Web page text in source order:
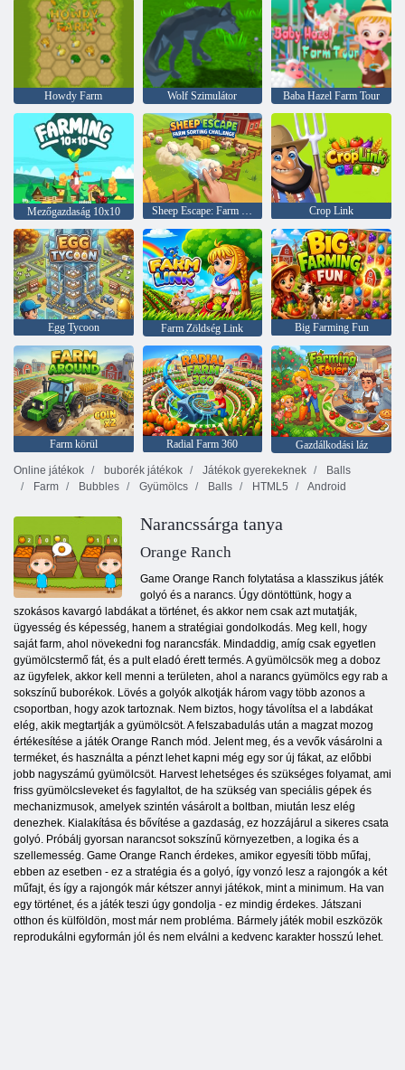
Howdy Farm Wolf Szimulátor Baba Hazel Farm Tour
Mezőgazdaság 10x10 Sheep Escape: Farm Rendező kihívás Crop Link
Egg Tycoon Farm Zöldség Link Big Farming Fun
Farm körül Radial Farm 360
Gazdálkodási láz
Online játékok
buborék játékok Játékok gyerekeknek
Balls
Farm
Bubbles Gyümölcs Balls HTML5 Android
Narancssárga tanya
Orange Ranch
Game Orange Ranch folytatása a klasszikus játék
golyó és a narancs. Úgy döntöttünk, hogy a
szokásos kavargó labdákat a történet, és akkor nem csak azt mutatják,
ügyesség és képesség, hanem a stratégiai gondolkodás. Meg kell, hogy
saját farm, ahol növekedni fog narancsfák. Mindaddig, amíg csak egyetlen
gyümölcstermő fát, és a pult eladó érett termés. A gyümölcsök meg a doboz
az ügyfelek, akkor kell menni a területen, ahol a narancs gyümölcs egy rab a
sokszínű buborékok. Lövés a golyók alkotják három vagy több azonos a
csoportban, hogy azok tartoznak. Nem biztos, hogy távolítsa el a labdákat
elég, akik megtartják a gyümölcsöt. A felszabadulás után a magzat mozog
értékesítése a játék Orange Ranch mód. Jelent meg, és a vevők vásárolni a
terméket, és használta a pénzt lehet kapni még egy sor új fákat, az előbbi
jobb nagyszámú gyümölcsöt. Harvest lehetséges és szükséges folyamat, ami
friss gyümölcsleveket és fagylaltot, de ha szükség van speciális gépek és
mechanizmusok, amelyek szintén vásárolt a boltban, miután lesz elég
denezhek. Kialakítása és bővítése a gazdaság, ez hozzájárul a sikeres csata
golyó. Próbálj gyorsan narancsot sokszínű környezetben, a logika és a
szellemesség. Game Orange Ranch érdekes, amikor egyesíti több műfaj,
ebben az esetben - ez a stratégia és a golyó, így vonzó lesz a rajongók a két
műfajt, és így a rajongók már kétszer annyi játékok, mint a minimum. Ha van
egy történet, és a játék teszi úgy gondolja - ez mindig érdekes. Játszani
otthon és külföldön, most már nem probléma. Bármely játék mobil eszközök
reprodukálni egyformán jól és nem elválni a kedvenc karakter hosszú lehet.